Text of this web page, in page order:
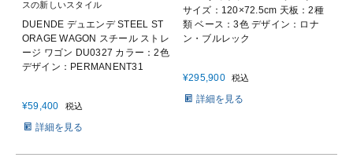
スの新しいスタイル
DUENDE デュエンデ STEEL ST
ORAGE WAGON スチール ストレ
ージ ワゴン DU0327 カラー：2色
デザイン：PERMANENT31
¥59,400 税込
詳細を見る
サイズ：120×72.5cm 天板：2種
類 ベース：3色 デザイン：ロナ
ン・ブルレック
¥295,900 税込
詳細を見る